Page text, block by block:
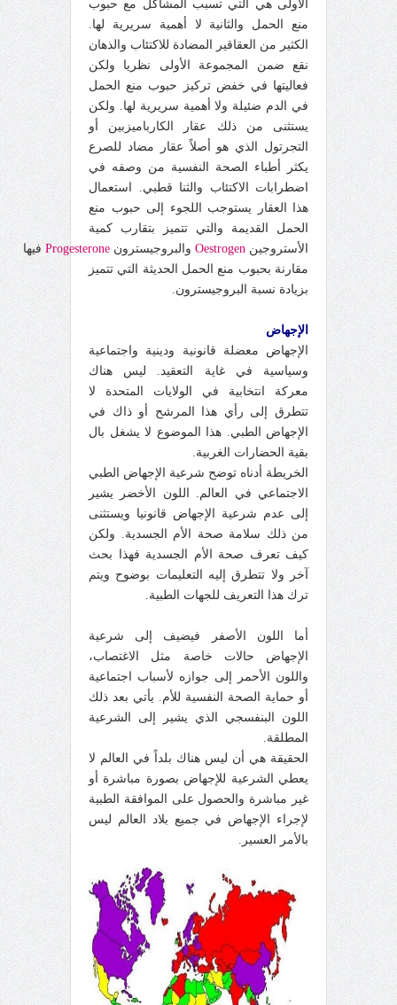
الأولى هي التي تسبب المشاكل مع حبوب
منع الحمل والثانية لا أهمية سريرية لها.
الكثير من العقاقير المضادة للاكتئاب والذهان
نقع ضمن المجموعة الأولى نظريا ولكن
فعاليتها في خفض تركيز حبوب منع الحمل
في الدم ضئيلة ولا أهمية سريرية لها. ولكن
يستثنى من ذلك عقار الكارباميزبين أو
التجرتول الذي هو أصلاً عقار مضاد للصرع
يكثر أطباء الصحة النفسية من وصفه في
اضطرابات الاكتئاب والثنا قطبي. استعمال
هذا العقار يستوجب اللجوء إلى حبوب منع
الحمل القديمة والتي تتميز بتقارب كمية
الأستروجين Oestrogen والبروجيسترون Progesterone فيها
مقارنة بحبوب منع الحمل الحديثة التي تتميز
بزيادة نسبة البروجيسترون.
الإجهاض
الإجهاض معضلة قانونية ودينية واجتماعية
وسياسية في غاية التعقيد. ليس هناك
معركة انتخابية في الولايات المتحدة لا
تتطرق إلى رأي هذا المرشح أو ذاك في
الإجهاض الطبي. هذا الموضوع لا يشغل بال
بقية الحضارات الغربية.
الخريطة أدناه توضح شرعية الإجهاض الطبي
الاجتماعي في العالم. اللون الأخضر يشير
إلى عدم شرعية الإجهاض قانونيا ويستثنى
من ذلك سلامة صحة الأم الجسدية. ولكن
كيف تعرف صحة الأم الجسدية فهذا بحث
آخر ولا تتطرق إليه التعليمات بوضوح ويتم
ترك هذا التعريف للجهات الطبية.
أما اللون الأصفر فيضيف إلى شرعية
الإجهاض حالات خاصة مثل الاغتصاب،
واللون الأحمر إلى جوازه لأسباب اجتماعية
أو حماية الصحة النفسية للأم. يأتي بعد ذلك
اللون البنفسجي الذي يشير إلى الشرعية
المطلقة.
الحقيقة هي أن ليس هناك بلداً في العالم لا
يعطي الشرعية للإجهاض بصورة مباشرة أو
غير مباشرة والحصول على الموافقة الطبية
لإجراء الإجهاض في جميع بلاد العالم ليس
بالأمر العسير.